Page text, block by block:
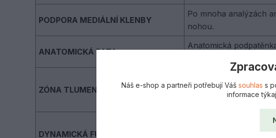
PODPORA MEDIÁLNÍ KLENBY
Po mnoha analýzách
nohou.
ANATOMICKÁ PATA
Anatomická
ZÓNA TLUMENÍ NÁRAZŮ
Limetkově zelená
ideální při hraní
DYNAMICKÁ FUNKCE
Černý materiál E.V.A.
tvrdý na to, aby
Náš e-shop a partneři potřebují Váš souhlas s
informace